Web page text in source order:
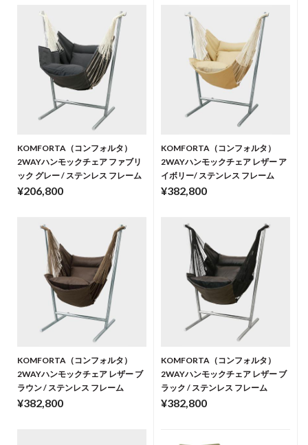
KOMFORTA（コンフォルタ）
2WAYハンモックチェア ファブリ
ック グレー / ステンレス フレーム
¥206,800
KOMFORTA（コンフォルタ）
2WAYハンモックチェア レザー ア
イボリー/ ステンレス フレーム
¥382,800
KOMFORTA（コンフォルタ）
2WAYハンモックチェア レザー ブ
ラウン / ステンレス フレーム
¥382,800
KOMFORTA（コンフォルタ）
2WAYハンモックチェア レザー ブ
ラック / ステンレス フレーム
¥382,800